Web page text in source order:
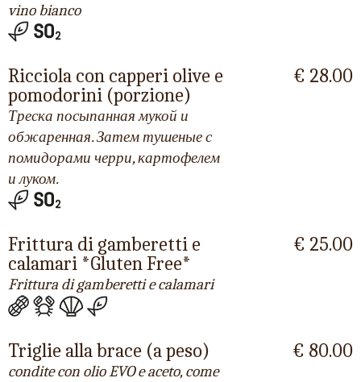
vino bianco
Ricciola con capperi olive e
pomodorini (porzione)
Треска посыпанная мукой и
обжаренная. Затем тушеные с
помидорами черри, картофелем
и луком.
€ 28.00
Frittura di gamberetti e
calamari *Gluten Free*
Frittura di gamberetti e calamari
€ 25.00
Triglie alla brace (a peso)
condite con olio EVO e aceto, come
€ 80.00